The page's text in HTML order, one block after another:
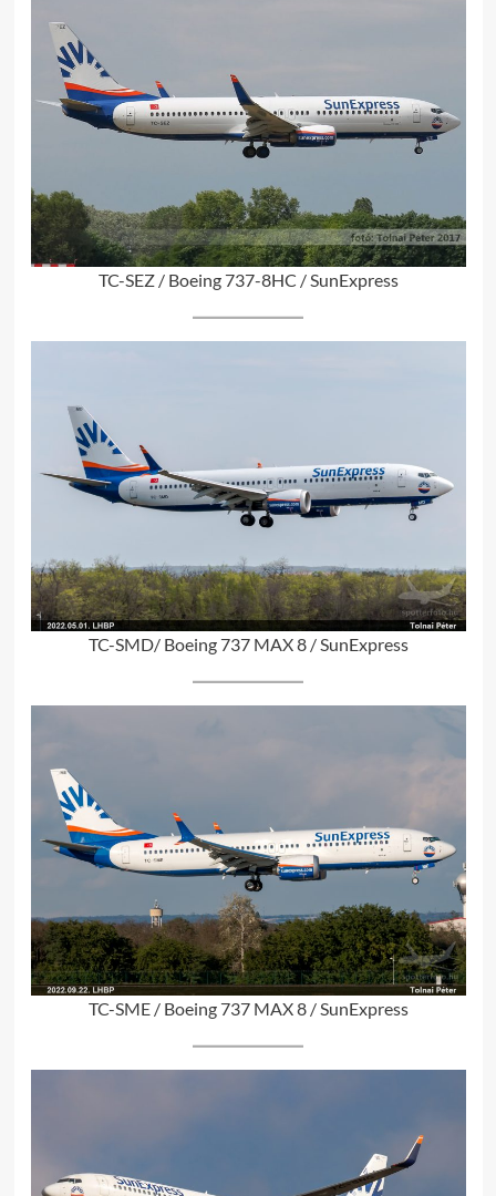
TC-SEZ / Boeing 737-8HC / SunExpress
TC-SMD/ Boeing 737 MAX 8 / SunExpress
TC-SME / Boeing 737 MAX 8 / SunExpress